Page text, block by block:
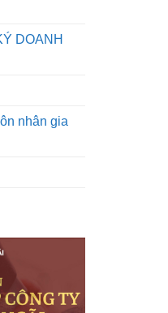
DOANH
nhân gia